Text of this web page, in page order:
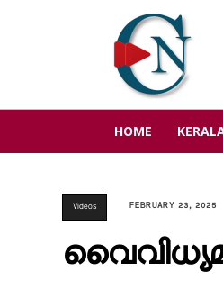
HOME
Videos FEBRUARY 23, 2025